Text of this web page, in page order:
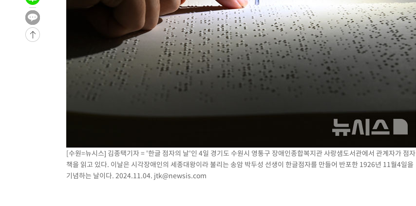
-29363초 전 >
[속보]종합특검, '관저이전 봐주기 감사' 유병호 구속기소
-25963초 전 >
민주 콩고 에볼라환자 4천명 돌파, 4053명 발생 1850명 사망
-25213초 전 >
[속보]'300억원대 사기 혐의' 차가원 대표 구속 송치
"미 전국적 살모네라 식중독 원인은 멕시코산 할라피뇨"-- CDC
[속보]경찰·노동부, HL만도 평택사업장 끼임 사망 관련 압수수색
[속보]합수본, '투표율 허위 입력' 중앙·서울·경기도 선관위 등 9곳
시리아 다마스쿠스 교외에서 미니버스 폭발.. 14명 부상, 3명은 중
입추에도 극한더위…서울 낮 39도 '폭염중대경보'
이란, 호르무즈서 "적국 목표물들"과 대치로 남부 케슘섬에서 두차
[수원=뉴시스] 김종택기자 = '한글 점자의 날'인 4일 경기도 수원시 영통구 장애인종합복지관 사랑샘도서관에서 관계자가 점자
책을 읽고 있다. 이날은 시각장애인의 세종대왕이라 불리는 송암 박두성 선생이 한글점자를 만들어 반포한 1926년 11월4일을
기념하는 날이다. 2024.11.04. jtk@newsis.com